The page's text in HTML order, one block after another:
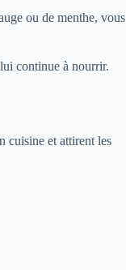
ou de menthe, vous
continue à nourrir.
cuisine et attirent les